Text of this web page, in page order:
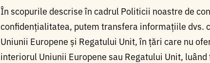
În scopurile descrise în cadrul Politicii noastre de
confidențialitatea, putem transfera informațiile dvs.
Uniunii Europene și Regatului Unit, în țări care nu
interiorul Uniunii Europene sau Regatului Unit,